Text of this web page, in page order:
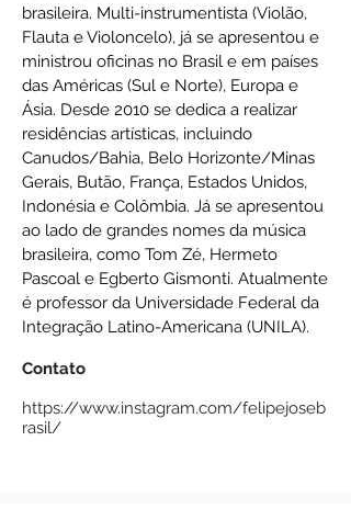
brasileira. Multi-instrumentista (Violão,
Flauta e Violoncelo), já se apresentou e
ministrou oficinas no Brasil e em países
das Américas (Sul e Norte), Europa e
Ásia. Desde 2010 se dedica a realizar
residências artísticas, incluindo
Canudos/Bahia, Belo Horizonte/Minas
Gerais, Butão, França, Estados Unidos,
Indonésia e Colômbia. Já se apresentou
ao lado de grandes nomes da música
brasileira, como Tom Zé, Hermeto
Pascoal e Egberto Gismonti. Atualmente
é professor da Universidade Federal da
Integração Latino-Americana (UNILA).
Contato
https://www.instagram.com/felipejoseb
rasil/